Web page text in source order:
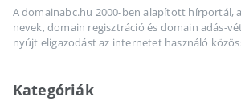
A domainabc.hu 2000-ben alapított hírportál,
nevek, domain regisztráció és domain adás-
nyújt eligazodást az internetet használó
Kategóriák